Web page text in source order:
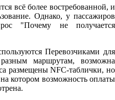
всё более востребованной, и
Однако, у пассажиров
"Почему не получается
Перевозчиками для
маршрутам, возможна
размещены NFC-таблички, но
котором возможность оплаты